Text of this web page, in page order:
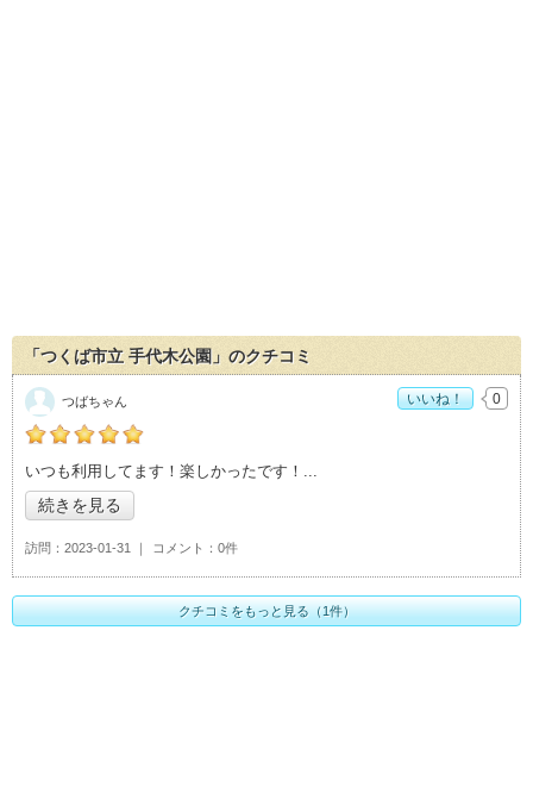
「つくば市立 手代木公園」のクチコミ
の「つくば市立 手代木公園」おすすめ度：
いつも利用してます！楽しかったです！
続きを見る
訪問 2023-01-31 コメント 0件
つばちゃん いいね！ 0
クチコミをもっと見る（1件）